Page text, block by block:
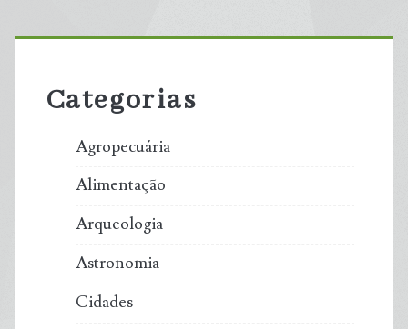
Primary
Sidebar
Categorias
Agropecuária
Alimentação
Arqueologia
Astronomia
Cidades